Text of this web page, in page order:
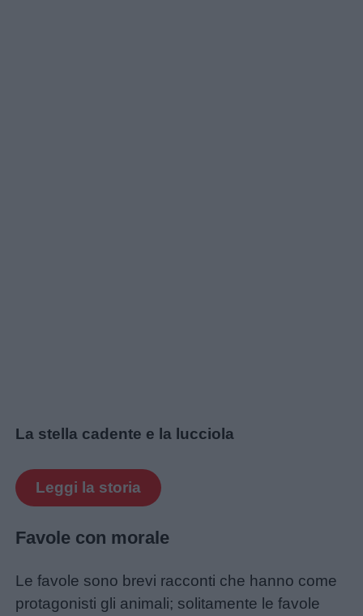
La stella cadente e la lucciola
Leggi la storia
Favole con morale
Le favole sono brevi racconti che hanno come
protagonisti gli animali; solitamente le favole